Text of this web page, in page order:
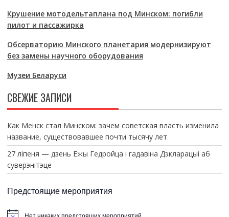
Крушение мотодельтаплана под Минском: погибли
пилот и пассажирка
Обсерваторию Минского планетария модернизируют
без замены научного оборудования
Музеи Беларуси
СВЕЖИЕ ЗАПИСИ
Как Менск стал Минском: зачем советская власть изменила
название, существовавшее почти тысячу лет
27 ліпеня — дзень Ежы Гедройца і гадавіна Дэкларацыі аб
суверэнітэце
Предстоящие мероприятия